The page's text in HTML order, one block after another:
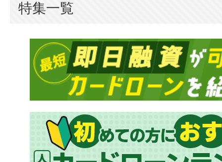
特集一覧